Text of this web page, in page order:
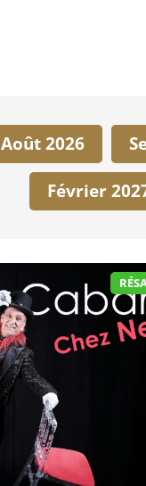
Août 2026
Février